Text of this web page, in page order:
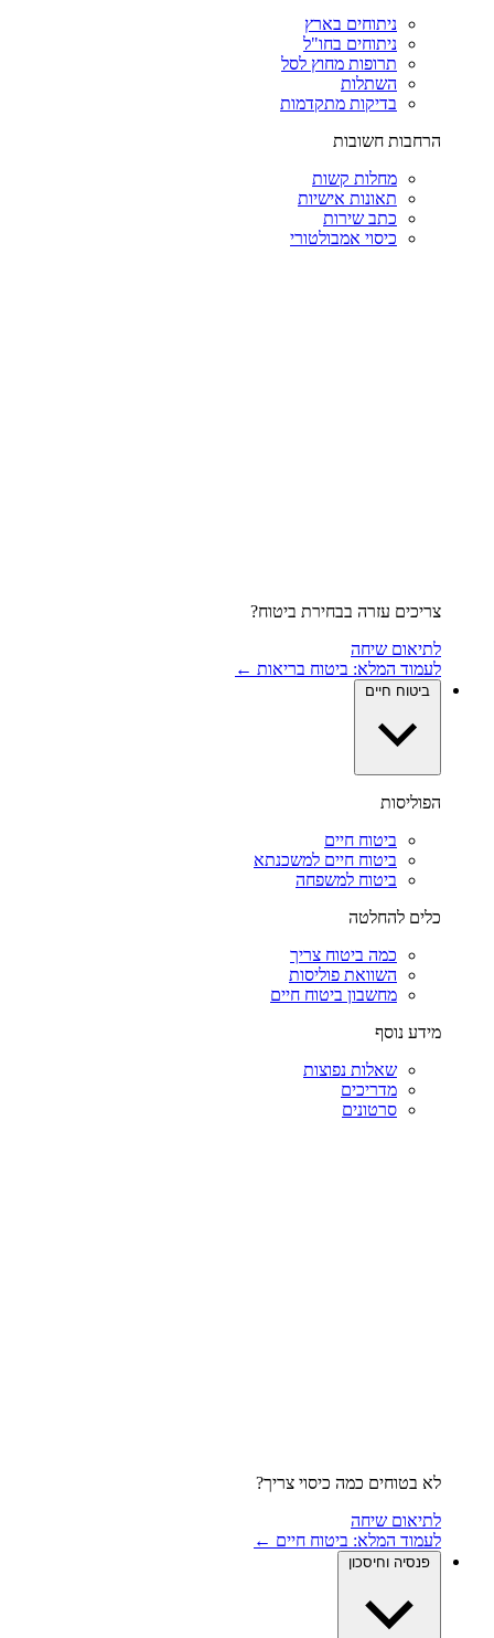
ניתוחים בארץ
ניתוחים בחו"ל
תרופות מחוץ לסל
השתלות
בדיקות מתקדמות
הרחבות חשובות
מחלות קשות
תאונות אישיות
כתב שירות
כיסוי אמבולטורי
צריכים עזרה בבחירת ביטוח?
לתיאום שיחה
לעמוד המלא: ביטוח בריאות ←
ביטוח חיים
הפוליסות
ביטוח חיים
ביטוח חיים למשכנתא
ביטוח למשפחה
כלים להחלטה
כמה ביטוח צריך
השוואת פוליסות
מחשבון ביטוח חיים
מידע נוסף
שאלות נפוצות
מדריכים
סרטונים
לא בטוחים כמה כיסוי צריך?
לתיאום שיחה
לעמוד המלא: ביטוח חיים ←
פנסיה וחיסכון